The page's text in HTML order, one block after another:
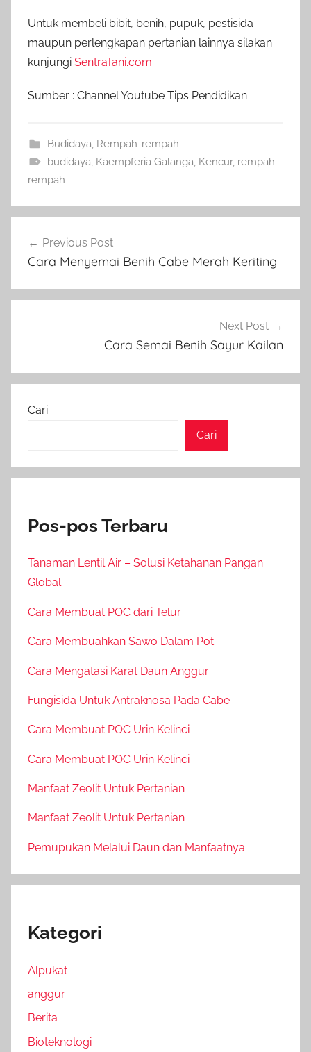
Untuk membeli bibit, benih, pupuk, pestisida
maupun perlengkapan pertanian lainnya silakan
kunjungi SentraTani.com
Sumber : Channel Youtube Tips Pendidikan
Budidaya, Rempah-rempah
budidaya, Kaempferia Galanga, Kencur, rempah-
rempah
pos
Previous Post
Cara Menyemai Benih Cabe Merah Keriting
Next Post
Cara Semai Benih Sayur Kailan
Cari
Cari
Pos-pos Terbaru
Tanaman Lentil Air – Solusi Ketahanan Pangan
Global
Cara Membuat POC dari Telur
Cara Membuahkan Sawo Dalam Pot
Cara Mengatasi Karat Daun Anggur
Fungisida Untuk Antraknosa Pada Cabe
Cara Membuat POC Urin Kelinci
Cara Membuat POC Urin Kelinci
Manfaat Zeolit Untuk Pertanian
Manfaat Zeolit Untuk Pertanian
Pemupukan Melalui Daun dan Manfaatnya
Kategori
Alpukat
anggur
Berita
Bioteknologi